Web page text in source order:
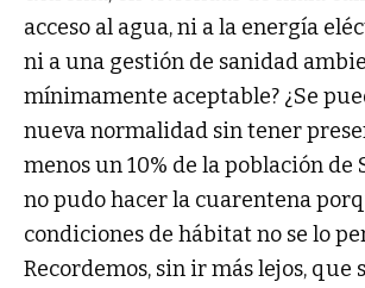
acceso al agua, ni a la energía
ni a una gestión de sanidad
mínimamente aceptable? ¿Se
nueva normalidad sin tener
menos un 10% de la población de
no pudo hacer la cuarentena
condiciones de hábitat no se lo
Recordemos, sin ir más lejos, que